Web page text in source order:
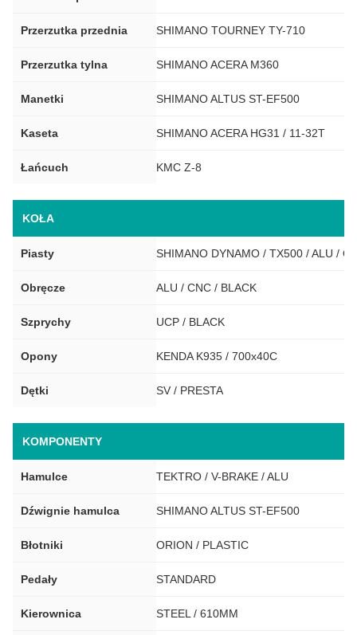
Przerzutka przednia SHIMANO TOURNEY TY-710
Przerzutka tylna SHIMANO ACERA M360
Manetki SHIMANO ALTUS ST-EF500
Kaseta SHIMANO ACERA HG31 / 11-32T
Łańcuch KMC Z-8
KOŁA
Piasty SHIMANO DYNAMO / TX500 / ALU /
Obręcze ALU / CNC / BLACK
Szprychy UCP / BLACK
Opony KENDA K935 / 700x40C
Dętki SV / PRESTA
KOMPONENTY
Hamulce TEKTRO / V-BRAKE / ALU
Dźwignie hamulca SHIMANO ALTUS ST-EF500
Błotniki ORION / PLASTIC
Pedały STANDARD
Kierownica STEEL / 610MM